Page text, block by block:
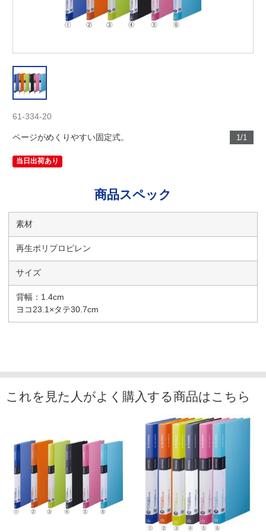
1/1
61-334-20
ページがめくりやすい固定式。
当日出荷あり
商品スペック
素材
再生ポリプロピレン
サイズ
背幅：1.4cm
ヨコ23.1×タテ30.7cm
これを見た人がよく購入する商品はこちら